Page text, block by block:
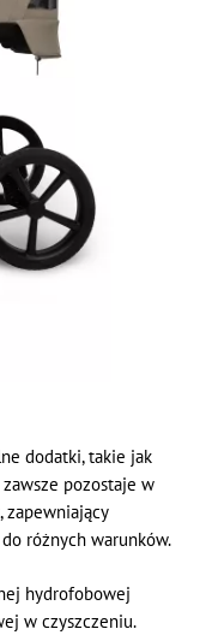
dodatki, takie jak
pozostaje w
zapewniający
różnych warunków.
hydrofobowej
w czyszczeniu.